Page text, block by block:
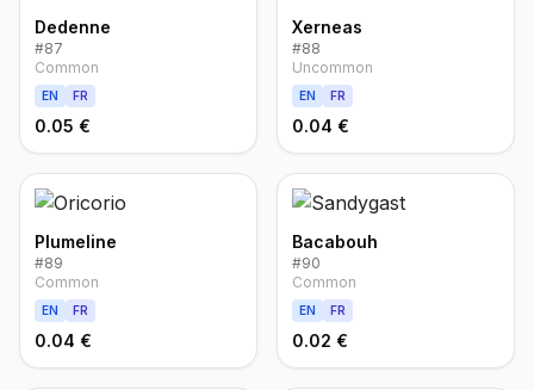
Dedenne
#87
Common
EN FR
0.05 €
Xerneas
#88
Uncommon
EN FR
0.04 €
Plumeline
#89
Common
EN FR
0.04 €
Bacabouh
#90
Common
EN FR
0.02 €